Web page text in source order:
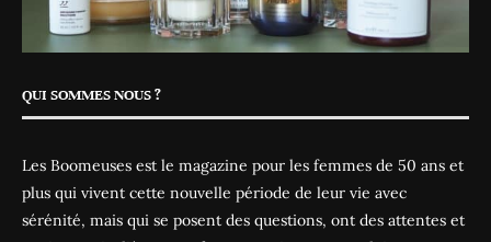
QUI SOMMES NOUS ?
Les Boomeuses est le magazine pour les femmes de 50 ans et
plus qui vivent cette nouvelle période de leur vie avec
sérénité, mais qui se posent des questions, ont des attentes et